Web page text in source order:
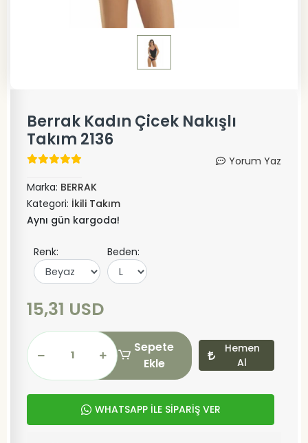
Berrak Kadın Çicek Nakışlı
Takım 2136
Yorum Yaz
Marka: BERRAK
Kategori: İkili Takım
Aynı gün kargoda!
Renk: Beden:
15,31 USD
Sepete
Ekle
Hemen
Al
WHATSAPP İLE SİPARİŞ VER